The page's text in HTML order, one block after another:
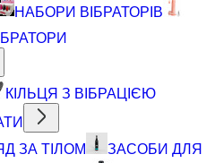
НАБОРИ ВІБРАТОРІВ
КІЛЬЦЯ З ВІБРАЦІЄЮ
ЗА ТІЛОМ
ЗАСОБИ ДЛЯ